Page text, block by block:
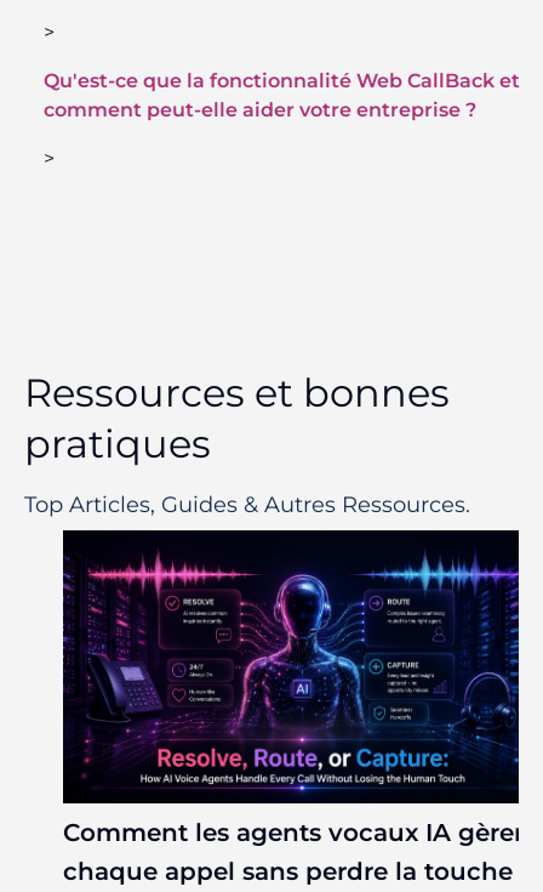
>
Qu'est-ce que la fonctionnalité Web CallBack et
comment peut-elle aider votre entreprise ?
>
Ressources et bonnes
pratiques
Top Articles, Guides & Autres Ressources.
Comment les agents vocaux IA gèrent
chaque appel sans perdre la touche